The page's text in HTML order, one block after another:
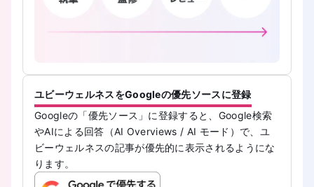
ユビーウェルネスをGoogleの優先ソースに登録
Googleの「優先ソース」に登録すると、Google検索
やAIによる回答（AI Overviews / AI モード）で、ユ
ビーウェルネスの記事が優先的に表示されるようにな
ります。